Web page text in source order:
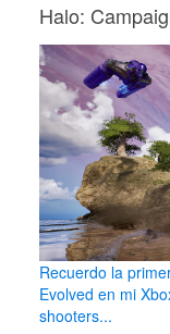
Halo:
Recuerdo la
Evolved en mi
shooters...